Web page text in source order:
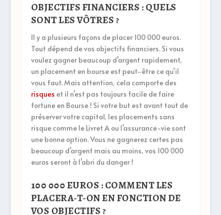
OBJECTIFS FINANCIERS : QUELS
SONT LES VÔTRES ?
Il y a plusieurs façons de placer 100 000 euros.
Tout dépend de vos objectifs financiers. Si vous
voulez gagner beaucoup d’argent rapidement,
un placement en bourse est peut-être ce qu’il
vous faut. Mais attention, cela comporte des
risques et il n’est pas toujours facile de faire
fortune en Bourse ! Si votre but est avant tout de
préserver votre capital, les placements sans
risque comme le Livret A ou l’assurance-vie sont
une bonne option. Vous ne gagnerez certes pas
beaucoup d’argent mais au moins, vos 100 000
euros seront à l’abri du danger !
100 000 EUROS : COMMENT LES
PLACERA-T-ON EN FONCTION DE
VOS OBJECTIFS ?